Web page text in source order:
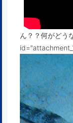
ん？？何がど